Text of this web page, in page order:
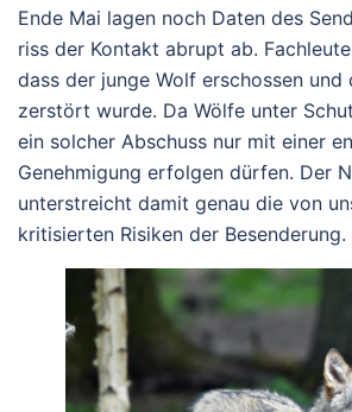
Ende Mai lagen noch Daten des
riss der Kontakt abrupt ab.
dass der junge Wolf erschossen und
zerstört wurde. Da Wölfe unter
ein solcher Abschuss nur mit einer
Genehmigung erfolgen dürfen. Der
unterstreicht damit genau die von
kritisierten Risiken der Besenderung.